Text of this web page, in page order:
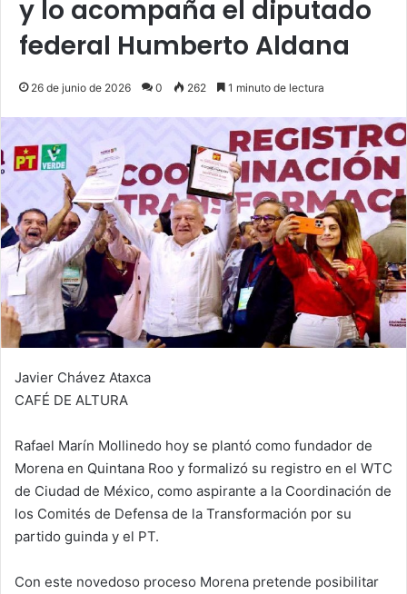
y lo acompaña el diputado
federal Humberto Aldana
26 de junio de 2026 0 262 1 minuto de lectura
Javier Chávez Ataxca
CAFÉ DE ALTURA
Rafael Marín Mollinedo hoy se plantó como fundador de
Morena en Quintana Roo y formalizó su registro en el WTC
de Ciudad de México, como aspirante a la Coordinación de
los Comités de Defensa de la Transformación por su
partido guinda y el PT.
Con este novedoso proceso Morena pretende posibilitar